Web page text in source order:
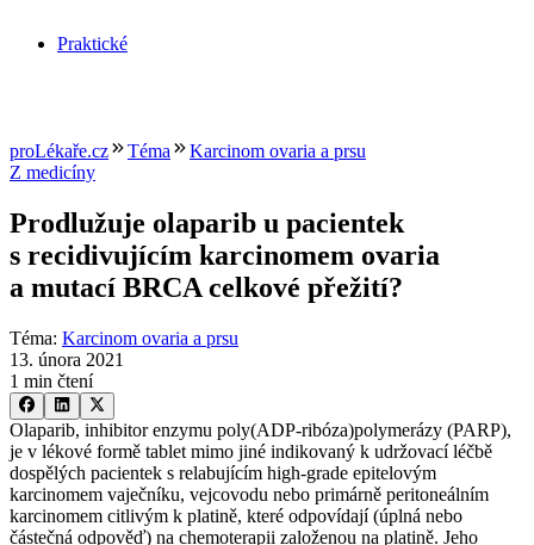
Praktické
proLékaře.cz Téma
Karcinom ovaria a prsu
Z medicíny
Prodlužuje olaparib u pacientek
s recidivujícím karcinomem ovaria
a mutací BRCA celkové přežití?
Téma: Karcinom ovaria a prsu
13. února 2021
1 min čtení
Olaparib, inhibitor enzymu poly(ADP-ribóza)polymerázy (PARP),
je v lékové formě tablet mimo jiné indikovaný k udržovací léčbě
dospělých pacientek s relabujícím high-grade epitelovým
karcinomem vaječníku, vejcovodu nebo primárně peritoneálním
karcinomem citlivým k platině, které odpovídají (úplná nebo
částečná odpověď) na chemoterapii založenou na platině. Jeho